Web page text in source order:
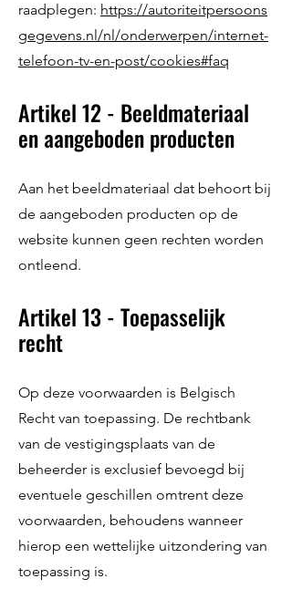
raadplegen: https://autoriteitpersoons
gegevens.nl/nl/onderwerpen/internet-
telefoon-tv-en-post/cookies#faq
Artikel 12 - Beeldmateriaal
en aangeboden producten
Aan het beeldmateriaal dat behoort bij
de aangeboden producten op de
website kunnen geen rechten worden
ontleend.
Artikel 13 - Toepasselijk
recht
Op deze voorwaarden is Belgisch
Recht van toepassing. De rechtbank
van de vestigingsplaats van de
beheerder is exclusief bevoegd bij
eventuele geschillen omtrent deze
voorwaarden, behoudens wanneer
hierop een wettelijke uitzondering van
toepassing is.